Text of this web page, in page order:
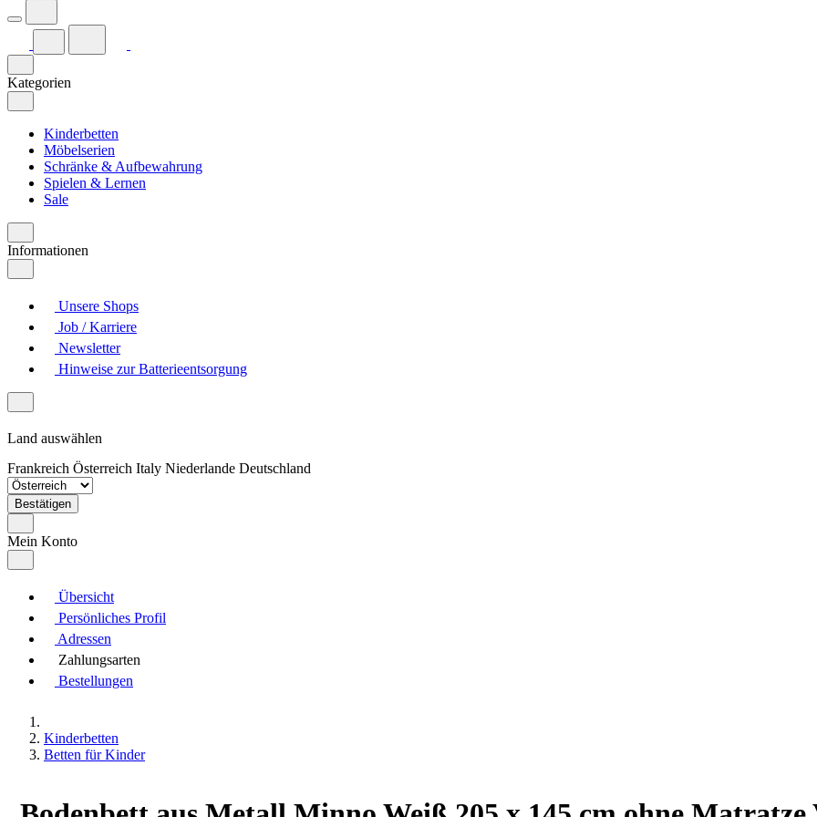
Kategorien
Kinderbetten
Möbelserien
Schränke & Aufbewahrung
Spielen & Lernen
Sale
Informationen
Unsere Shops
Job / Karriere
Newsletter
Hinweise zur Batterieentsorgung
Land auswählen
Frankreich Österreich Italy Niederlande Deutschland
Bestätigen
Mein Konto
Übersicht
Persönliches Profil
Adressen
Zahlungsarten
Bestellungen
Kinderbetten
Betten für Kinder